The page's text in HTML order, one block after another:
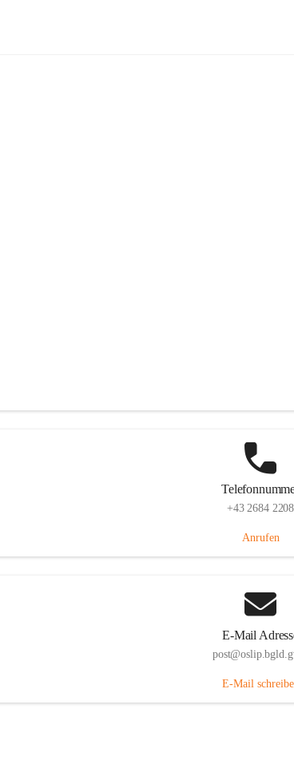
+43 2684 2208
Anrufen
E-Mail
E-Mail